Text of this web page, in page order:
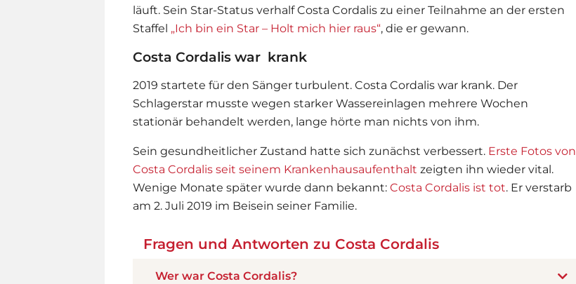
läuft. Sein Star-Status verhalf Costa Cordalis zu einer Teilnahme an der ersten
Staffel „Ich bin ein Star – Holt mich hier raus“, die er gewann.
Costa Cordalis war krank
2019 startete für den Sänger turbulent. Costa Cordalis war krank. Der
Schlagerstar musste wegen starker Wassereinlagen mehrere Wochen
stationär behandelt werden, lange hörte man nichts von ihm.
Sein gesundheitlicher Zustand hatte sich zunächst verbessert. Erste Fotos von
Costa Cordalis seit seinem Krankenhausaufenthalt zeigten ihn wieder vital.
Wenige Monate später wurde dann bekannt: Costa Cordalis ist tot. Er verstarb
am 2. Juli 2019 im Beisein seiner Familie.
Fragen und Antworten zu Costa Cordalis
Wer war Costa Cordalis?